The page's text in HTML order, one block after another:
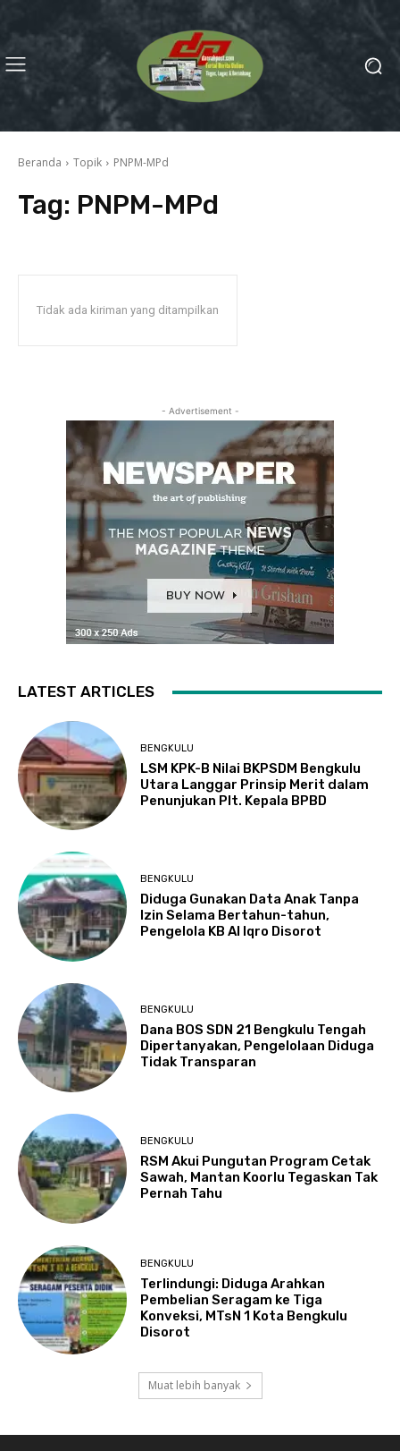
Beranda Topik PNPM-MPd
Tag: PNPM-MPd
Tidak ada kiriman yang ditampilkan
- Advertisement -
LATEST ARTICLES
BENGKULU
LSM KPK-B Nilai BKPSDM Bengkulu
Utara Langgar Prinsip Merit dalam
Penunjukan Plt. Kepala BPBD
BENGKULU
Diduga Gunakan Data Anak Tanpa
Izin Selama Bertahun-tahun,
Pengelola KB Al Iqro Disorot
BENGKULU
Dana BOS SDN 21 Bengkulu Tengah
Dipertanyakan, Pengelolaan Diduga
Tidak Transparan
BENGKULU
RSM Akui Pungutan Program Cetak
Sawah, Mantan Koorlu Tegaskan Tak
Pernah Tahu
BENGKULU
Terlindungi: Diduga Arahkan
Pembelian Seragam ke Tiga
Konveksi, MTsN 1 Kota Bengkulu
Disorot
Muat lebih banyak